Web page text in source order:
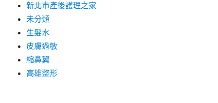
新北市產後護理之家
未分類
生髮水
皮膚過敏
縮鼻翼
高雄整形